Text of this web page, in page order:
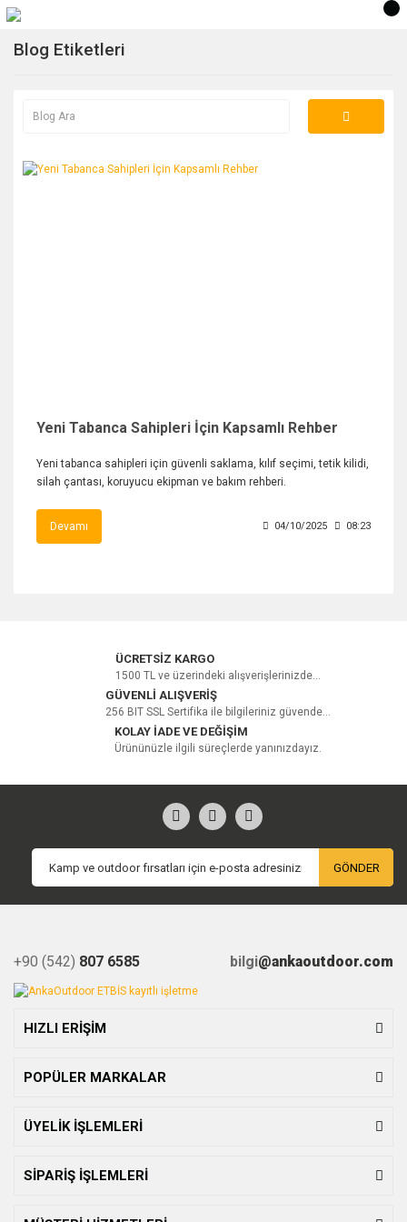
Blog Etiketleri
Yeni Tabanca Sahipleri İçin Kapsamlı Rehber
Yeni tabanca sahipleri için güvenli saklama, kılıf seçimi, tetik kilidi,
silah çantası, koruyucu ekipman ve bakım rehberi.
Devamı 04/10/2025 08:23
ÜCRETSİZ KARGO
1500 TL ve üzerindeki alışverişlerinizde...
GÜVENLİ ALIŞVERİŞ
256 BIT SSL Sertifika ile bilgileriniz güvende...
KOLAY İADE VE DEĞİŞİM
Ürününüzle ilgili süreçlerde yanınızdayız.
GÖNDER
+90 (542) 807 6585 bilgi@ankaoutdoor.com
HIZLI ERİŞİM
POPÜLER MARKALAR
ÜYELİK İŞLEMLERİ
SİPARİŞ İŞLEMLERİ